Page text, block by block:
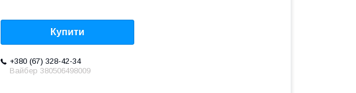
Купити
+380 (67) 328-42-34
Вайбер 380506498009